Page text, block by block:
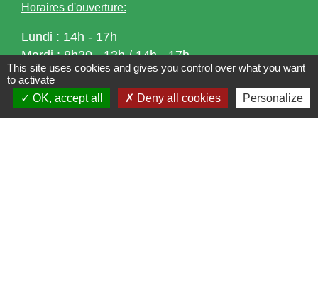
Horaires d'ouverture:
Lundi : 14h - 17h
Mardi : 8h30 - 13h / 14h - 17h
Mercredi : 8h30 - 13h
Jeudi : 8h30 - 13h
Vendredi : 8h30 - 13h / 14h - 17h
This site uses cookies and gives you control over what you want
to activate
OK, accept all
Deny all cookies Personalize